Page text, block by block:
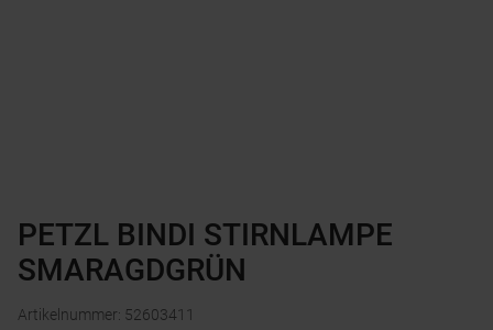
PETZL BINDI STIRNLAMPE
SMARAGDGRÜN
Artikelnummer: 52603411